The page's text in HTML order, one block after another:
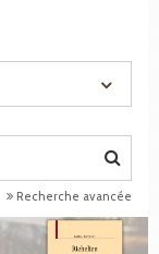
Recherche avancée